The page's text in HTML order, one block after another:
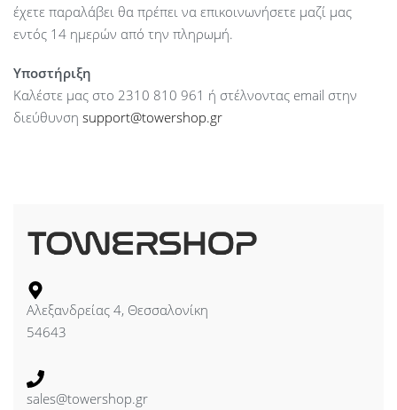
έχετε παραλάβει θα πρέπει να επικοινωνήσετε μαζί μας
εντός 14 ημερών από την πληρωμή.
Υποστήριξη
Καλέστε μας στο 2310 810 961 ή στέλνοντας email στην
διεύθυνση support@towershop.gr
Αλεξανδρείας 4, Θεσσαλονίκη
54643
sales@towershop.gr